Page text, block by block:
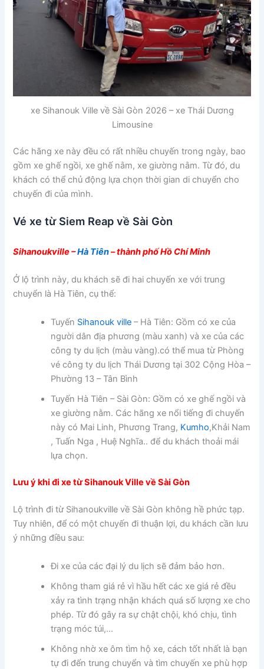
xe Sihanouk Ville về Sài Gòn 2026 – xe Thái Dương
Limousine
Các hãng xe này đều có rất nhiều chuyến trong ngày, bao
gồm xe ghế ngồi, xe ghế nằm, xe giường nằm. Từ đó, du
khách có thể chủ động lựa chọn thời gian di chuyển cho
chuyến đi của mình.
Vé xe từ Siem Reap về Sài Gòn
Sihanoukville –Hà Tiên– thành phố Hồ Chí Minh
Ở lộ trình này, du khách sẽ đi hai chuyến xe với trung
chuyển là Hà Tiên, cụ thể:
Tuyến Sihanouk ville – Hà Tiên: Gồm có xe của
người dân địa phương (màu xanh) và xe của các
công ty du lịch (màu vàng).có thể mua từ Phòng
vé công ty du lịch Thái Dương tại 302 Cộng Hòa –
Phường 13 – Tân Bình
Tuyến Hà Tiên – Sài Gòn: Gồm có xe ghế ngồi và
xe giường nằm. Các hãng xe nổi tiếng đi chuyến
này có Mai Linh, Phương Trang, Kumho,Khải Nam
, Tuấn Nga , Huệ Nghĩa.. để du khách thoải mái
lựa chọn.
Lưu ý khi đi xe từ Sihanouk Ville về Sài Gòn
Lộ trình đi từ Sihanoukville về Sài Gòn không hề phức tạp.
Tuy nhiên, để có một chuyến đi thuận lợi, du khách cần lưu
ý những điều sau:
Đi xe của các đại lý du lịch sẽ đảm bảo hơn.
Không tham giá rẻ vì hầu hết các xe giá rẻ đều
xảy ra tình trạng nhận khách quá số lượng xe cho
phép. Từ đó gây ra sự chật chội, khó chịu, tình
trạng móc túi,…
Không nhờ xe ôm tìm hộ xe, cách tốt nhất là bạn
tự đi đến trung chuyển và tìm chuyến xe phù hợp